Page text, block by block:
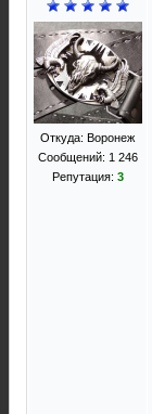
Откуда: Воронеж
Сообщений: 1 246
Репутация: 3